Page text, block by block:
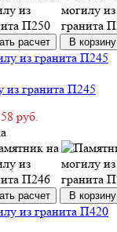
расчет В корзину
из гранита П245
руб.
расчет В корзину